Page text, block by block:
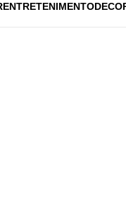
ENTRETENIMENTO